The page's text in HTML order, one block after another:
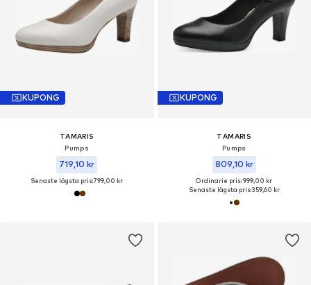
KUPONG
TAMARIS
Pumps
719,10 kr
Senaste lägsta pris:799,00 kr
KUPONG
TAMARIS
Pumps
809,10 kr
Ordinarie pris: 999,00 kr
Senaste lägsta pris:359,60 kr